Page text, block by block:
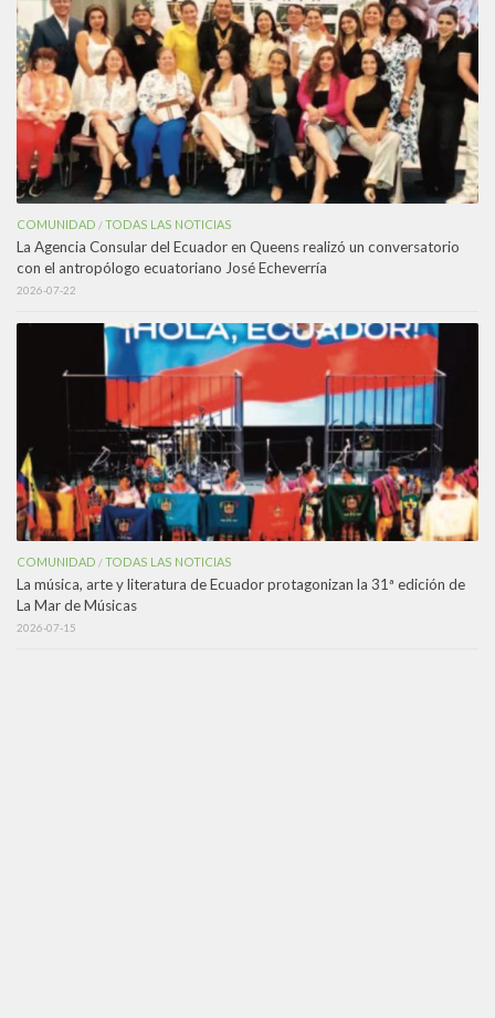
COMUNIDAD /TODAS LAS NOTICIAS
La Agencia Consular del Ecuador en Queens realizó un conversatorio
con el antropólogo ecuatoriano José Echeverría
2026-07-22
COMUNIDAD /TODAS LAS NOTICIAS
La música, arte y literatura de Ecuador protagonizan la 31ª edición de
La Mar de Músicas
2026-07-15